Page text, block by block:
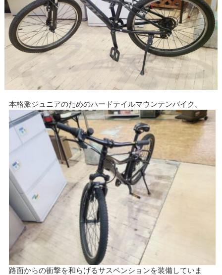
本格派ジュニアのためのハードテイルマウンテンバイク。
路面からの衝撃を和らげるサスペンションを装備していま